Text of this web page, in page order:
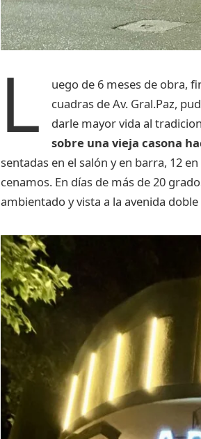
L
uego de 6 meses de obra,
cuadras de Av. Gral.Paz,
darle mayor vida al
sobre una vieja casona
sentadas en el salón y en barra, 12
cenamos. En días de más de 20
ambientado y vista a la avenida